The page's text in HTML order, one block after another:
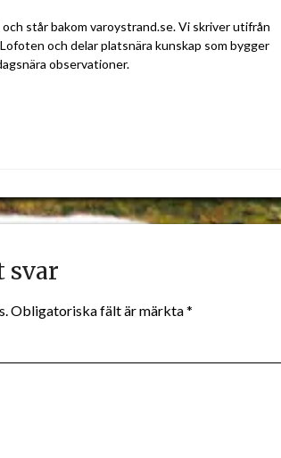
står bakom varoystrand.se. Vi skriver utifrån
och delar platsnära kunskap som bygger
observationer.
svar
Obligatoriska fält är märkta*